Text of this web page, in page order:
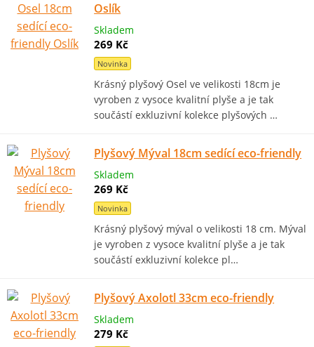
Oslík
Skladem
269 Kč
Novinka
Krásný plyšový Osel ve velikosti 18cm je
vyroben z vysoce kvalitní plyše a je tak
součástí exkluzivní kolekce plyšových …
Plyšový Mýval 18cm sedící eco-friendly
Skladem
269 Kč
Novinka
Krásný plyšový mýval o velikosti 18 cm. Mýval
je vyroben z vysoce kvalitní plyše a je tak
součástí exkluzivní kolekce pl…
Plyšový Axolotl 33cm eco-friendly
Skladem
279 Kč